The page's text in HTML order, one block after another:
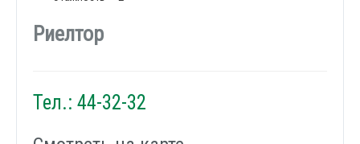
Риелтор
Тел.: 44-32-32